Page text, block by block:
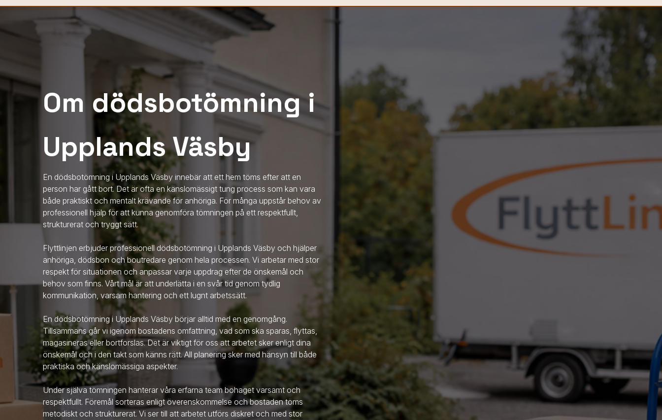
Om dödsbotömning i
Upplands Väsby
En dödsbotömning i Upplands Väsby innebär att ett hem töms efter att en
person har gått bort. Det är ofta en känslomässigt tung process som kan vara
både praktiskt och mentalt krävande för anhöriga. För många uppstår behov av
professionell hjälp för att kunna genomföra tömningen på ett respektfullt,
strukturerat och tryggt sätt.
Flyttlinjen erbjuder professionell dödsbotömning i Upplands Väsby och hjälper
anhöriga, dödsbon och boutredare genom hela processen. Vi arbetar med stor
respekt för situationen och anpassar varje uppdrag efter de önskemål och
behov som finns. Vårt mål är att underlätta i en svår tid genom tydlig
kommunikation, varsam hantering och ett lugnt arbetssätt.
En dödsbotömning i Upplands Väsby börjar alltid med en genomgång.
Tillsammans går vi igenom bostadens omfattning, vad som ska sparas, flyttas,
magasineras eller bortforslas. Det är viktigt för oss att arbetet sker enligt dina
önskemål och i den takt som känns rätt. All planering sker med hänsyn till både
praktiska och känslomässiga aspekter.
Under själva tömningen hanterar våra erfarna team bohaget varsamt och
respektfullt. Föremål sorteras enligt överenskommelse och bostaden töms
metodiskt och strukturerat. Vi ser till att arbetet utförs diskret och med stor